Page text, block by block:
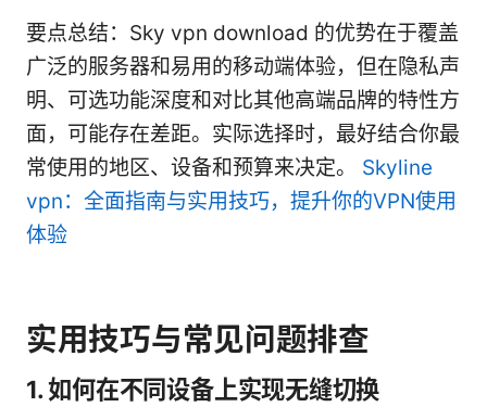
要点总结：Sky vpn download 的优势在于覆盖
广泛的服务器和易用的移动端体验，但在隐私声
明、可选功能深度和对比其他高端品牌的特性方
面，可能存在差距。实际选择时，最好结合你最
常使用的地区、设备和预算来决定。 Skyline
vpn：全面指南与实用技巧，提升你的VPN使用
体验
实用技巧与常见问题排查
1. 如何在不同设备上实现无缝切换